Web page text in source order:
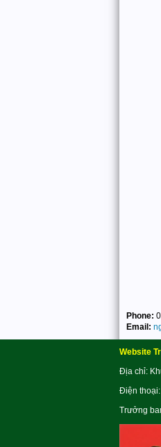
Phone:
Email:
Website
Địa chỉ:
Điện thoại:
Trưởng